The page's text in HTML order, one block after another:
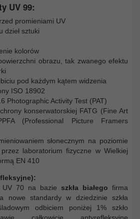
UV 99:
promieniami UV
dzieł sztuki
kolorów
obrazu, tak zwanego efektu
pod każdym kątem widzenia
ISO 18902
Photographic Activity Test (PAT)
konserwatorskiej FATG (Fine Art
(Professional Picture Framers
słonecznym na poziomie
laboratorium fizyczne w Wielkiej
EN 410
UV 70 na bazie szkła białego firma
nowe standardy w dziedzinie szkła
odbiciem poniżej 1% szkło
całkowicie antyrefleksyjne